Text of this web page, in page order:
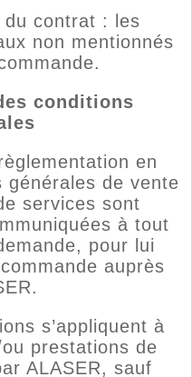
contrat : les
non mentionnés
conditions
en
générales de vente
services sont
à tout
pour lui
auprès
s’appliquent à
prestations de
ALASER, sauf